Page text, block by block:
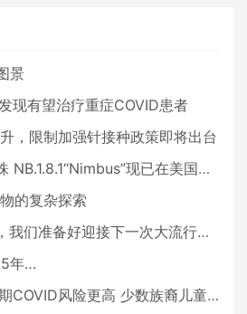
景
现有望治疗重症COVID患者
，限制加强针接种政策即将出台
现已在美国占据主导地位
的复杂探索
们准备好迎接下一次大流行了吗？
5年…
风险更高 少数族裔儿童存在差异